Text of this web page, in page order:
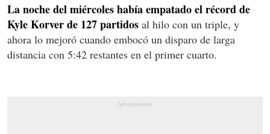
La noche del miércoles había empatado el récord de
Kyle Korver de 127 partidos al hilo con un triple, y
ahora lo mejoró cuando embocó un disparo de larga
distancia con 5:42 restantes en el primer cuarto.